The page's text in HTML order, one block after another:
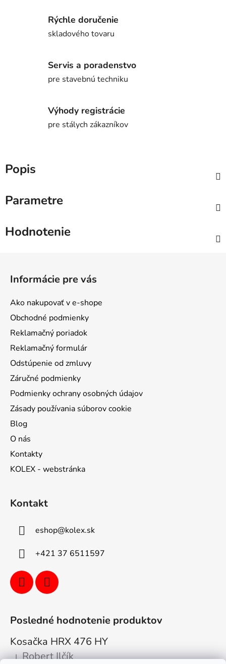
Rýchle doručenie
skladového tovaru
Servis a poradenstvo
pre stavebnú techniku
Výhody registrácie
pre stálych zákazníkov
Popis
Parametre
Hodnotenie
Informácie pre vás
Ako nakupovať v e-shope
Obchodné podmienky
Reklamačný poriadok
Reklamačný formulár
Odstúpenie od zmluvy
Záručné podmienky
Podmienky ochrany osobných údajov
Zásady používania súborov cookie
Blog
O nás
Kontakty
KOLEX - webstránka
Kontakt
eshop@kolex.sk
+421 37 6511597
Posledné hodnotenie produktov
Kosačka HRX 476 HY
Hodnotenie produktu je 5 z 5 hviezdičiek.
| Robert Ilčík